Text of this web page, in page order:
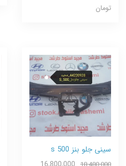
تومان
سینی جلو بنز s 500